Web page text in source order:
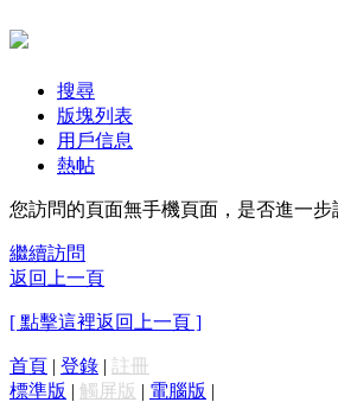
搜尋
版塊列表
用戶信息
熱帖
您訪問的頁面無手機頁面，是否進一步
繼續訪問
返回上一頁
[ 點擊這裡返回上一頁 ]
首頁 | 登錄 | 註冊
標準版 | 觸屏版 | 電腦版 |